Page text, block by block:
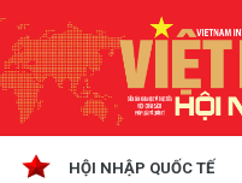
HỘI NHẬP QUỐC TẾ